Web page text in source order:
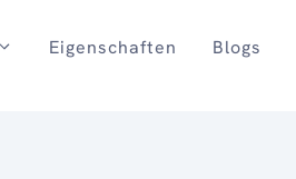
Eigenschaften Blogs